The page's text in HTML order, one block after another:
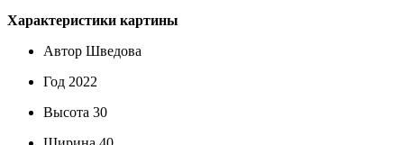
Характеристики картины
Автор Шведова
Год 2022
Высота 30